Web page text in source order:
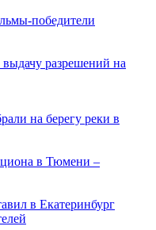
победители
разрешений на
на берегу реки в
в Тюмени –
в Екатеринбург